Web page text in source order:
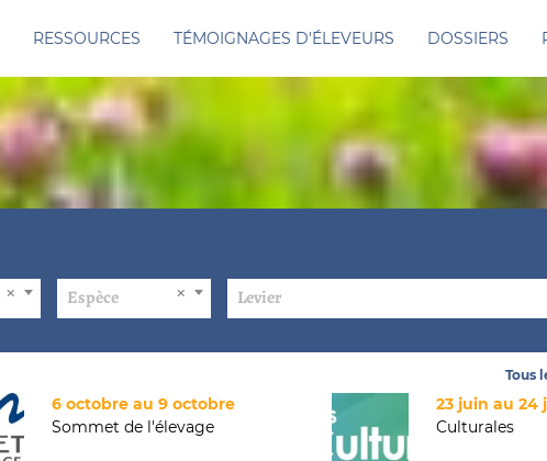
RESSOURCES TÉMOIGNAGES D'ÉLEVEURS DOSSIERS
Espèce Levier
6 octobre au 9 octobre
Sommet de l'élevage
23 juin au 24
Culturales
Tous